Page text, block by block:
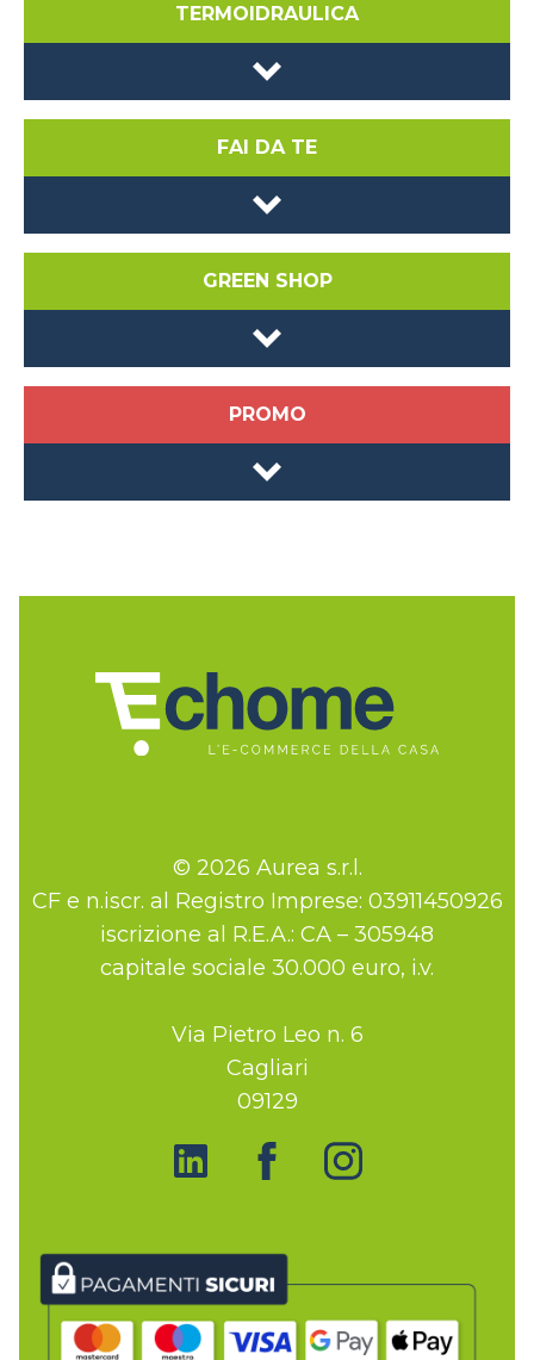
TERMOIDRAULICA
FAI DA TE
GREEN SHOP
PROMO
© 2026 Aurea s.r.l.
CF e n.iscr. al Registro Imprese: 03911450926
iscrizione al R.E.A.: CA – 305948
capitale sociale 30.000 euro, i.v.
Via Pietro Leo n. 6
Cagliari
09129